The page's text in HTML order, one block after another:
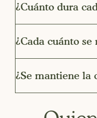
¿Cuánto dura
¿Cada cuánto se
¿Se mantiene la